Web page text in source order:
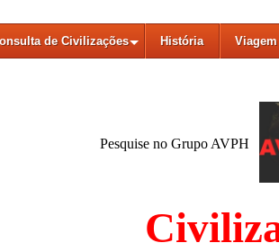
de Civilizações História
Pesquise no Grupo AVPH